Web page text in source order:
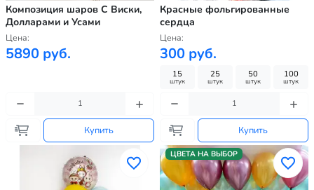
Композиция шаров С Виски,
Долларами и Усами
Цена:
5890 руб.
Купить
Красные фольгированные
сердца
Цена:
300 руб.
15
штук
25
штук
50
штук
100
штук
Купить
ЦВЕТА НА ВЫБОР